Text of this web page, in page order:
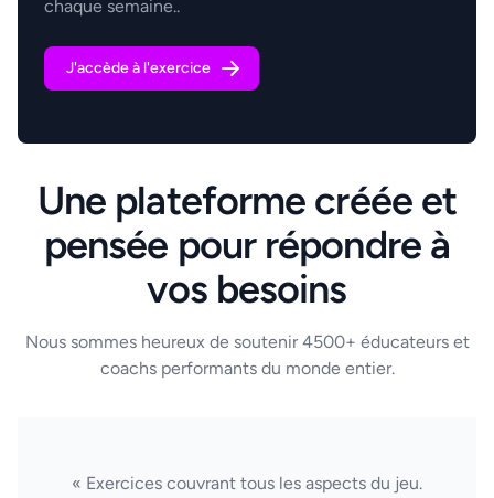
chaque semaine..
J'accède à l'exercice
Une plateforme créée et
pensée pour répondre à
vos besoins
Nous sommes heureux de soutenir 4500+ éducateurs et
coachs performants du monde entier.
« Exercices couvrant tous les aspects du jeu.